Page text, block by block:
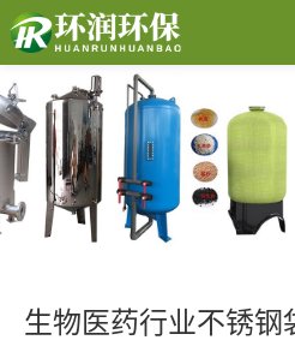
生物医药行业不锈钢